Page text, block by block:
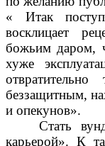
« Итак
восклицает
божьим даром,
хуже
беззащитным,
и опекунов».
Стать
карьерой». К